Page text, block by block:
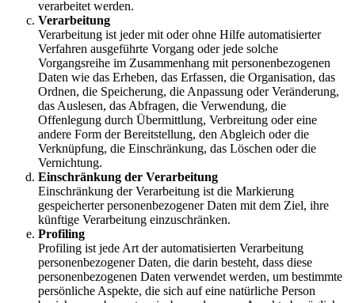
verarbeitet werden.
Verarbeitung
Verarbeitung ist jeder mit oder ohne Hilfe automatisierter
Verfahren ausgeführte Vorgang oder jede solche
Vorgangsreihe im Zusammenhang mit personenbezogenen
Daten wie das Erheben, das Erfassen, die Organisation, das
Ordnen, die Speicherung, die Anpassung oder Veränderung,
das Auslesen, das Abfragen, die Verwendung, die
Offenlegung durch Übermittlung, Verbreitung oder eine
andere Form der Bereitstellung, den Abgleich oder die
Verknüpfung, die Einschränkung, das Löschen oder die
Vernichtung.
Einschränkung der Verarbeitung
Einschränkung der Verarbeitung ist die Markierung
gespeicherter personenbezogener Daten mit dem Ziel, ihre
künftige Verarbeitung einzuschränken.
Profiling
Profiling ist jede Art der automatisierten Verarbeitung
personenbezogener Daten, die darin besteht, dass diese
personenbezogenen Daten verwendet werden, um bestimmte
persönliche Aspekte, die sich auf eine natürliche Person